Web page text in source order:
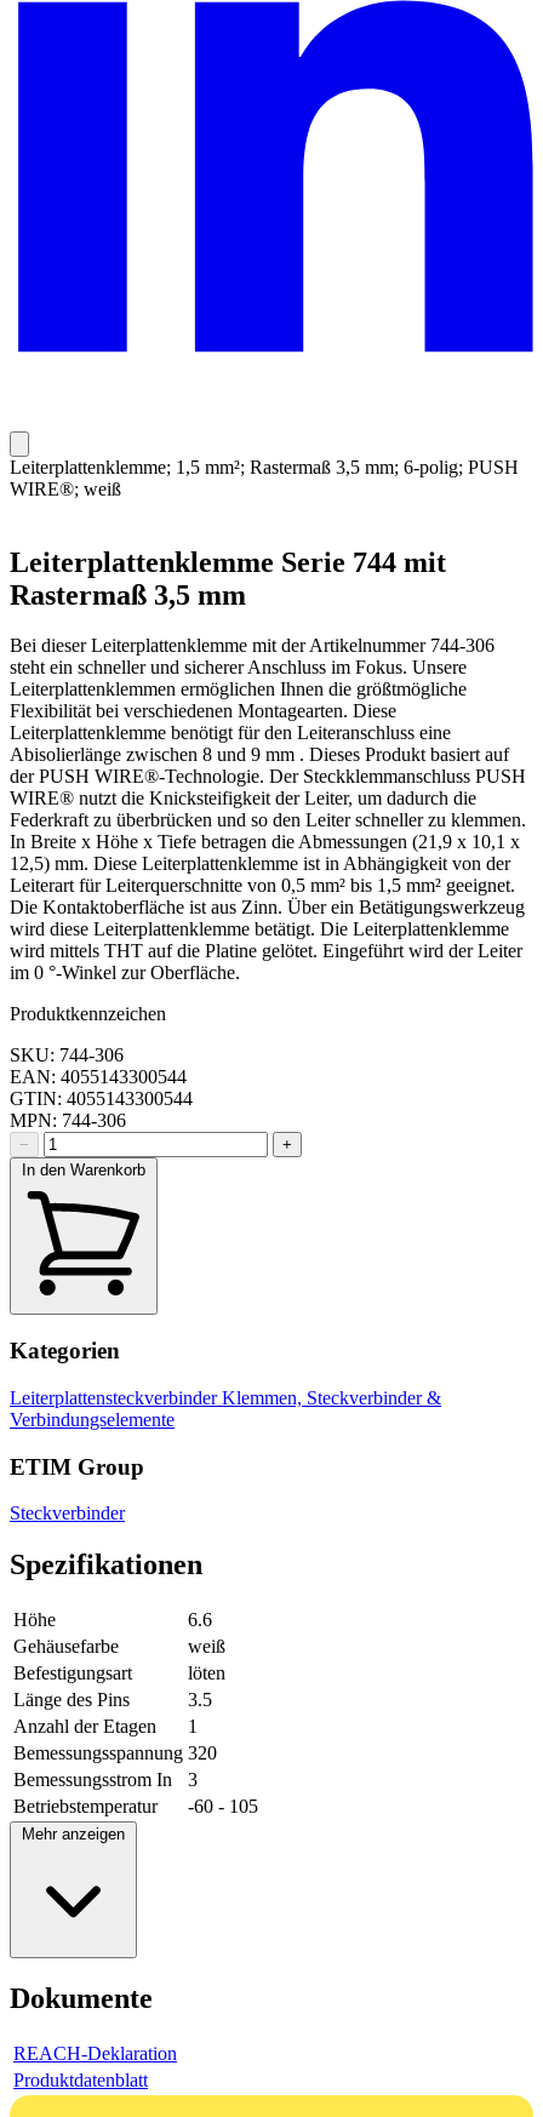
Leiterplattenklemme; 1,5 mm²; Rastermaß 3,5 mm; 6-polig; PUSH
WIRE®; weiß
Leiterplattenklemme Serie 744 mit
Rastermaß 3,5 mm
Bei dieser Leiterplattenklemme mit der Artikelnummer 744-306
steht ein schneller und sicherer Anschluss im Fokus. Unsere
Leiterplattenklemmen ermöglichen Ihnen die größtmögliche
Flexibilität bei verschiedenen Montagearten. Diese
Leiterplattenklemme benötigt für den Leiteranschluss eine
Abisolierlänge zwischen 8 und 9 mm . Dieses Produkt basiert auf
der PUSH WIRE®-Technologie. Der Steckklemmanschluss PUSH
WIRE® nutzt die Knicksteifigkeit der Leiter, um dadurch die
Federkraft zu überbrücken und so den Leiter schneller zu klemmen.
In Breite x Höhe x Tiefe betragen die Abmessungen (21,9 x 10,1 x
12,5) mm. Diese Leiterplattenklemme ist in Abhängigkeit von der
Leiterart für Leiterquerschnitte von 0,5 mm² bis 1,5 mm² geeignet.
Die Kontaktoberfläche ist aus Zinn. Über ein Betätigungswerkzeug
wird diese Leiterplattenklemme betätigt. Die Leiterplattenklemme
wird mittels THT auf die Platine gelötet. Eingeführt wird der Leiter
im 0 °-Winkel zur Oberfläche.
Produktkennzeichen
SKU: 744-306
EAN: 4055143300544
GTIN: 4055143300544
MPN: 744-306
−
+
In den Warenkorb
Kategorien
LeiterplattensteckverbinderKlemmen, Steckverbinder &
Verbindungselemente
ETIM Group
Steckverbinder
Spezifikationen
Höhe
6.6
Gehäusefarbe
weiß
Befestigungsart
löten
Länge des Pins
3.5
Anzahl der Etagen
1
Bemessungsspannung 320
Bemessungsstrom In
3
Betriebstemperatur
-60 - 105
Mehr anzeigen
Dokumente
REACH-Deklaration
Produktdatenblatt